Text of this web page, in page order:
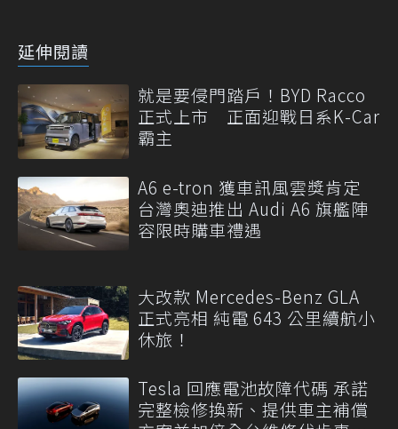
延伸閱讀
就是要侵門踏戶！BYD Racco
正式上市 正面迎戰日系K-Car
霸主
A6 e-tron 獲車訊風雲獎肯定
台灣奧迪推出 Audi A6 旗艦陣
容限時購車禮遇
大改款 Mercedes-Benz GLA
正式亮相 純電 643 公里續航小
休旅！
Tesla 回應電池故障代碼 承諾
完整檢修換新、提供車主補償